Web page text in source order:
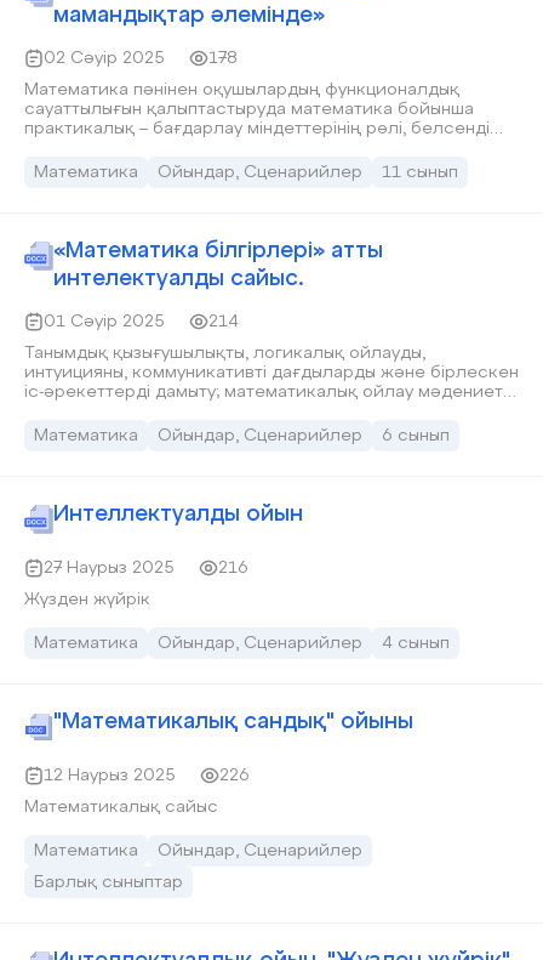
мамандықтар әлемінде»
02 Сәуір 2025
178
Математика пәнінен оқушылардың функционалдық
сауаттылығын қалыптастыруда математика бойынша
практикалық – бағдарлау міндеттерінің рөлі, белсенді
Математика
Ойындар, Сценарийлер 11 сынып
«Математика білгірлері» атты
интелектуалды сайыс.
01 Сәуір 2025
214
Танымдық қызығушылықты, логикалық ойлауды,
интуицияны, коммуникативті дағдыларды және бірлескен
іс-әрекеттерді дамыту; математикалық ойлау мәдениетін
оқушылар! Бүгін математика пәні бойынша «Математика
Математика Ойындар, Сценарийлер 6 сынып
Интеллектуалды ойын
27 Наурыз 2025
216
Жүзден жүйрік
Математика Ойындар, Сценарийлер 4 сынып
"Математикалық сандық" ойыны
12 Наурыз 2025
226
Математикалық сайыс
Математика
Ойындар, Сценарийлер
Барлық сыныптар